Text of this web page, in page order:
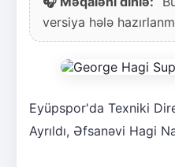
versiya hələ
Eyüpspor'da Texniki
Ayrıldı, Əfsanəvi Hagi